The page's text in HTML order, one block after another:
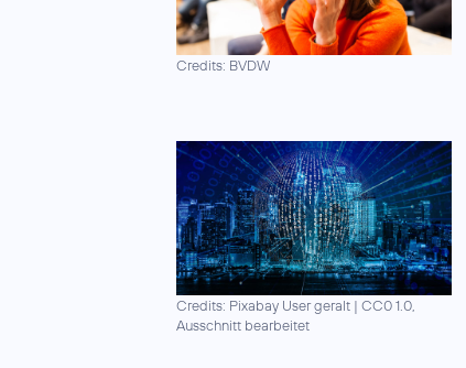
Credits: BVDW
Credits: Pixabay User geralt | CC0 1.0,
Ausschnitt bearbeitet